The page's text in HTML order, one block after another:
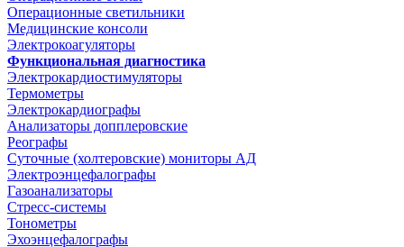
Операционные светильники
Медицинские консоли
Электрокоагуляторы
Функциональная диагностика
Электрокардиостимуляторы
Термометры
Электрокардиографы
Анализаторы допплеровские
Реографы
Суточные (холтеровские) мониторы АД
Электроэнцефалографы
Газоанализаторы
Стресс-системы
Тонометры
Эхоэнцефалографы